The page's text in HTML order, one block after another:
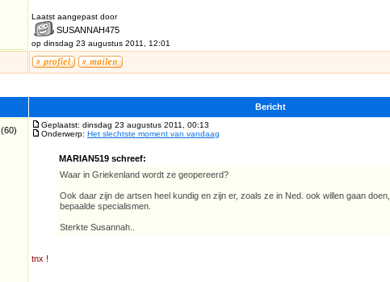
Laatst aangepast door
SUSANNAH475
op dinsdag 23 augustus 2011, 12:01
Bericht
(60)
Geplaatst: dinsdag 23 augustus 2011, 00:13
Onderwerp: Het slechtste moment van vandaag
MARIAN519 schreef:
Waar in Griekenland wordt ze geopereerd?
Ook daar zijn de artsen heel kundig en zijn er, zoals ze in Ned. ook willen gaan
bepaalde specialismen.
Sterkte Susannah..
tnx !